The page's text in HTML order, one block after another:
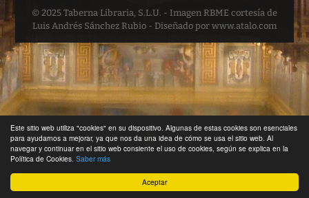
Aceptar
Este sitio web utiliza "cookies" en su dispositivo. Algunas de estas cookies son esenciales
para ayudarnos a mejorar, ya que nos da una idea de cómo se usa el sitio web. Al
navegar y continuar en el sitio web consiente el uso de cookies, según se explica en la
Política de Cookies. Saber más
© 2025 Taberna Libraria, S.L.U. - Imagen RBME cortesía de
Luis Andrés Sánchez Rubio - Diseñado por www.atalo.com